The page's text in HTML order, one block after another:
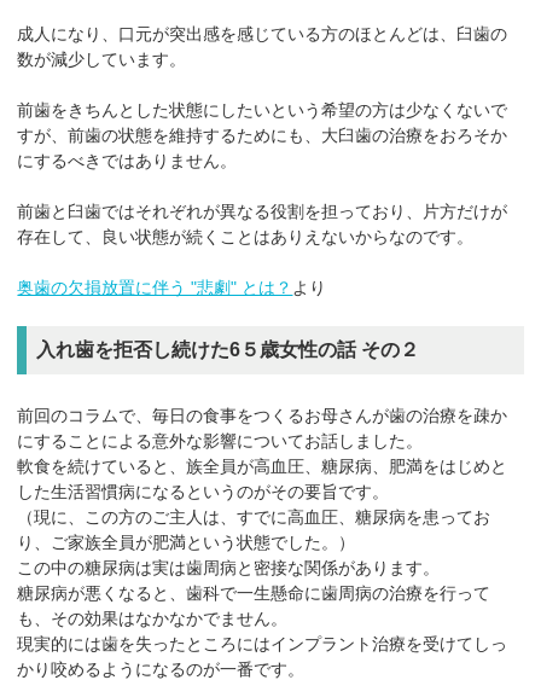
成人になり、口元が突出感を感じている方のほとんどは、臼歯の
数が減少しています。
前歯をきちんとした状態にしたいという希望の方は少なくないで
すが、前歯の状態を維持するためにも、大臼歯の治療をおろそか
にするべきではありません。
前歯と臼歯ではそれぞれが異なる役割を担っており、片方だけが
存在して、良い状態が続くことはありえないからなのです。
奥歯の欠損放置に伴う "悲劇" とは？ より
入れ歯を拒否し続けた6５歳女性の話 その２
前回のコラムで、毎日の食事をつくるお母さんが歯の治療を疎か
にすることによる意外な影響についてお話しました。
軟食を続けていると、族全員が高血圧、糖尿病、肥満をはじめと
した生活習慣病になるというのがその要旨です。
（現に、この方のご主人は、すでに高血圧、糖尿病を患ってお
り、ご家族全員が肥満という状態でした。）
この中の糖尿病は実は歯周病と密接な関係があります。
糖尿病が悪くなると、歯科で一生懸命に歯周病の治療を行って
も、その効果はなかなかでません。
現実的には歯を失ったところにはインプラント治療を受けてしっ
かり咬めるようになるのが一番です。